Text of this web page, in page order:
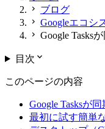
chevron_right ブログ
chevron_right Googleエコシ
chevron_right Google Tasks
目次 expand_more
このページの内容
Google Tasksが
最初に試す簡単